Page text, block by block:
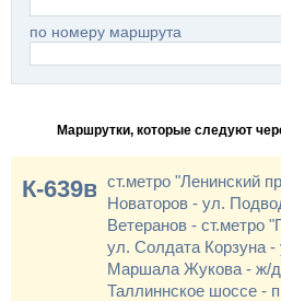
по номеру маршрута
Маршрутки, которые следуют
К-639в ст.метро "Ленинский
Новаторов - ул.
Ветеранов - ст.метро
ул. Солдата Корзуна -
Маршала Жукова - ж/д
Таллиннское шоссе -